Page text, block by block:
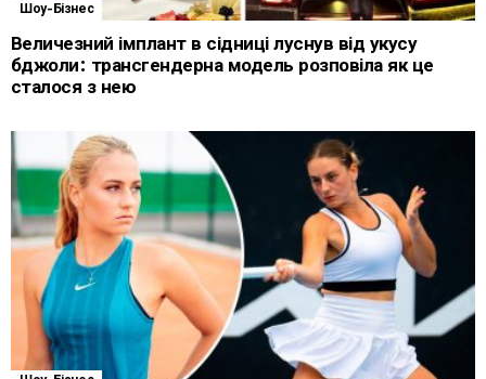
Шоу-Бізнес
Величезний імплант в сідниці луснув від укусу
бджоли: трансгендерна модель розповіла як це
сталося з нею